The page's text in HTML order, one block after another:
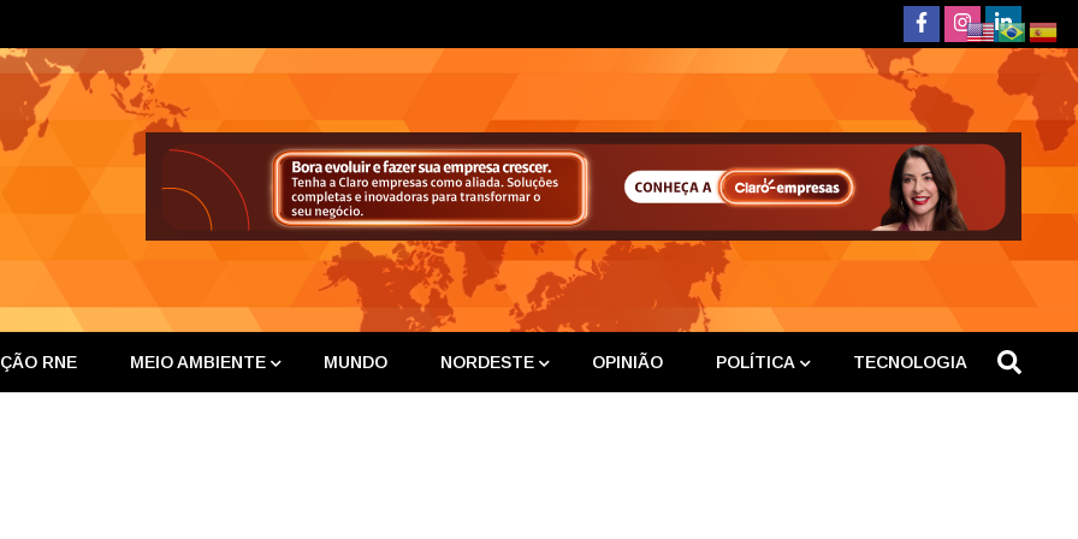
Nordeste
RNE MEIO AMBIENTE MUNDO NORDESTE OPINIÃO POLÍTICA TECNOLOGIA